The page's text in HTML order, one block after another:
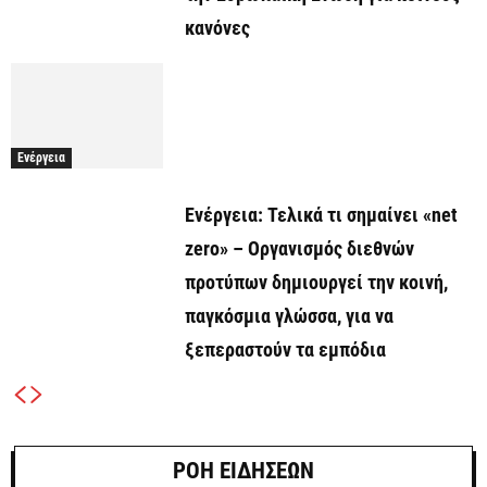
κανόνες
Ενέργεια
Ενέργεια: Τελικά τι σημαίνει «net
zero» – Οργανισμός διεθνών
προτύπων δημιουργεί την κοινή,
παγκόσμια γλώσσα, για να
ξεπεραστούν τα εμπόδια
ΡΟΗ ΕΙΔΗΣΕΩΝ